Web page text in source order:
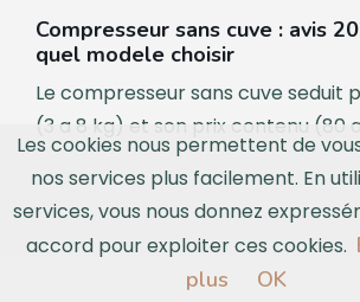
Compresseur sans cuve : avis
quel modele choisir
Le compresseur sans cuve seduit
(3 a 8 kg) et son prix contenu (80 a
Les cookies nous permettent de
nos services plus facilement. En
services, vous nous donnez
accord pour exploiter ces cookies.
plus
OK